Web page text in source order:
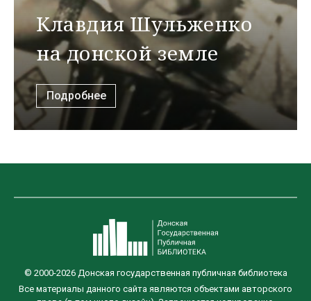
Клавдия Шульженко
на донской земле
Подробнее
© 2000-2026 Донская государственная публичная библиотека
Все материалы данного сайта являются объектами авторского